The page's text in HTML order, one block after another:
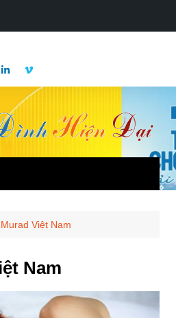
Murad Việt Nam
Nam